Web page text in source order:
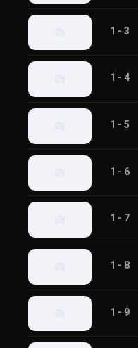
1 - 3
1 - 4
1 - 5
1 - 6
1 - 7
1 - 8
1 - 9